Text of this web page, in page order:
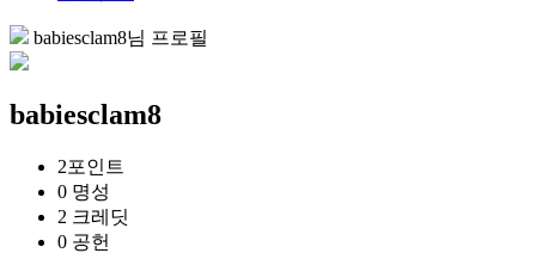
babiesclam8님 프로필
babiesclam8
2포인트
0 명성
2 크레딧
0 공헌